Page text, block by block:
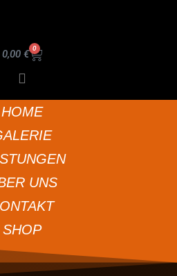
0,00 € 0
HOME
UNS
SHOP